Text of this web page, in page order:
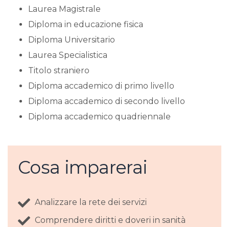
​Laurea Magistrale
​Diploma in educazione fisica
​Diploma Universitario
Laurea Specialistica
​Titolo straniero
​Diploma accademico di primo livello
​Diploma accademico di secondo livello
​Diploma accademico quadriennale
Cosa imparerai
Analizzare la rete dei servizi
Comprendere diritti e doveri in sanità